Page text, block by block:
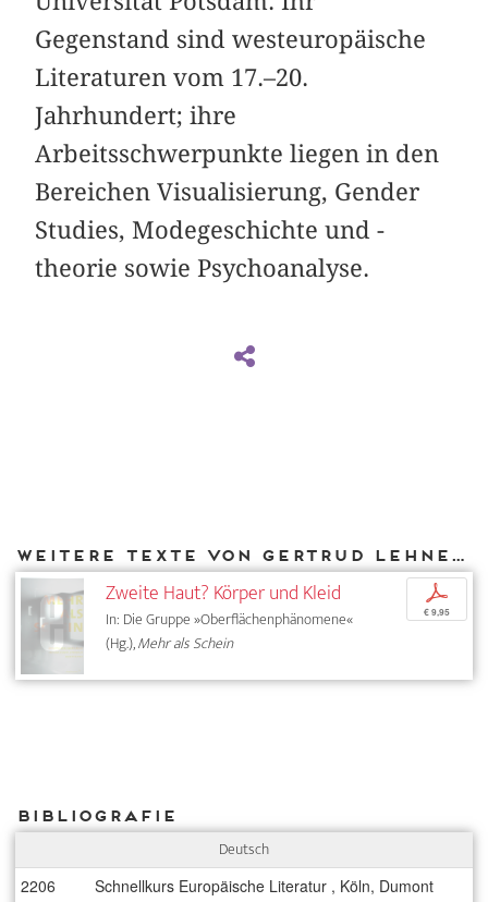
Gegenstand sind westeuropäische
Literaturen vom 17.–20.
Jahrhundert; ihre
Arbeitsschwerpunkte liegen in den
Bereichen Visualisierung, Gender
Studies, Modegeschichte und -
theorie sowie Psychoanalyse.
Weitere Texte von Gertrud Lehnert bei DIAPHANES
Zweite Haut? Körper und Kleid
In: Die Gruppe »Oberflächenphänomene«
(Hg.),Mehr als Schein
p
€ 9,95
Bibliografie
Deutsch
2206
Schnellkurs Europäische Literatur , Köln, Dumont